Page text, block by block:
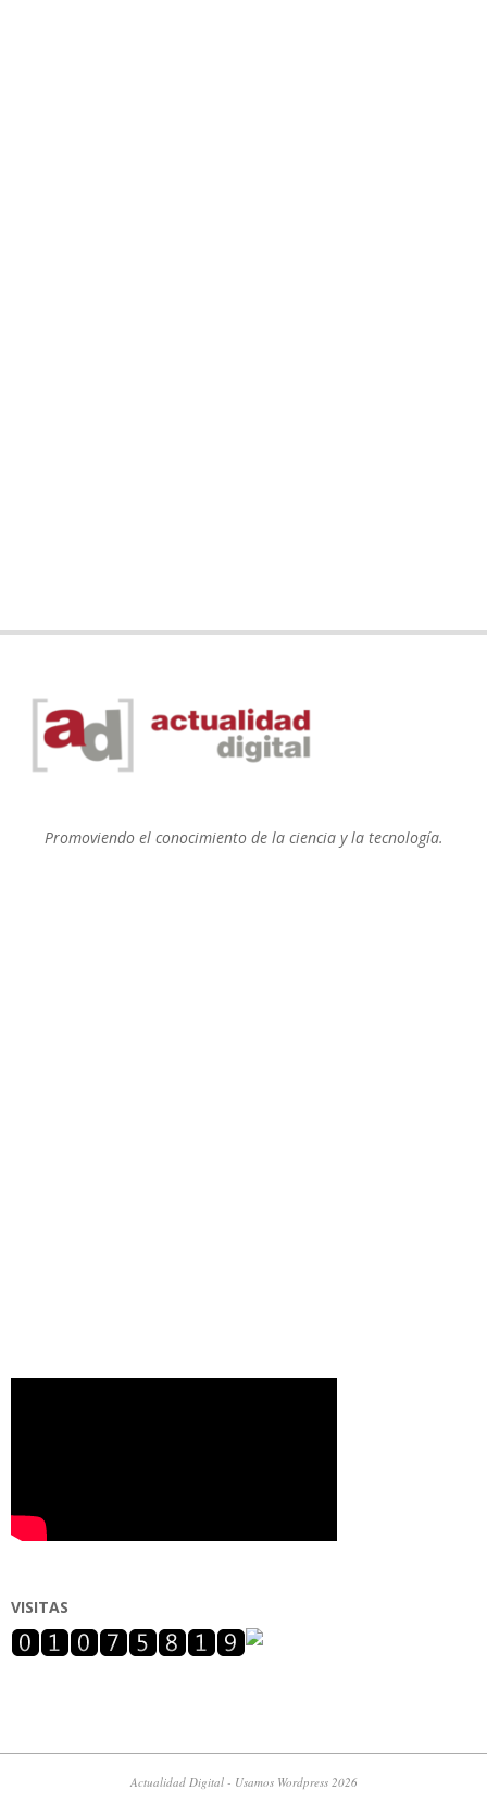
Promoviendo el conocimiento de la ciencia y la tecnología.
VISITAS
Actualidad Digital - Usamos Wordpress 2026